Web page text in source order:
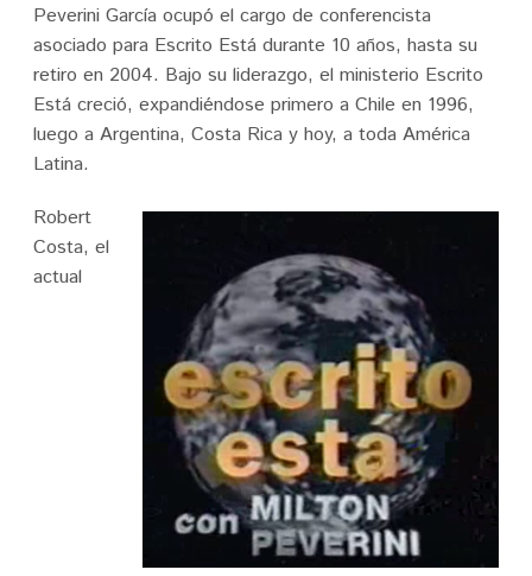
Peverini García ocupó el cargo de conferencista
asociado para Escrito Está durante 10 años, hasta su
retiro en 2004. Bajo su liderazgo, el ministerio Escrito
Está creció, expandiéndose primero a Chile en 1996,
luego a Argentina, Costa Rica y hoy, a toda América
Latina.
Robert
Costa, el
actual